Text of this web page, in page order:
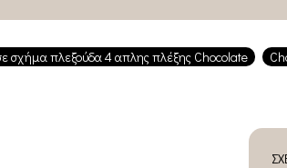
σχήμα πλεξούδα 4 απλης πλέξης Chocolate